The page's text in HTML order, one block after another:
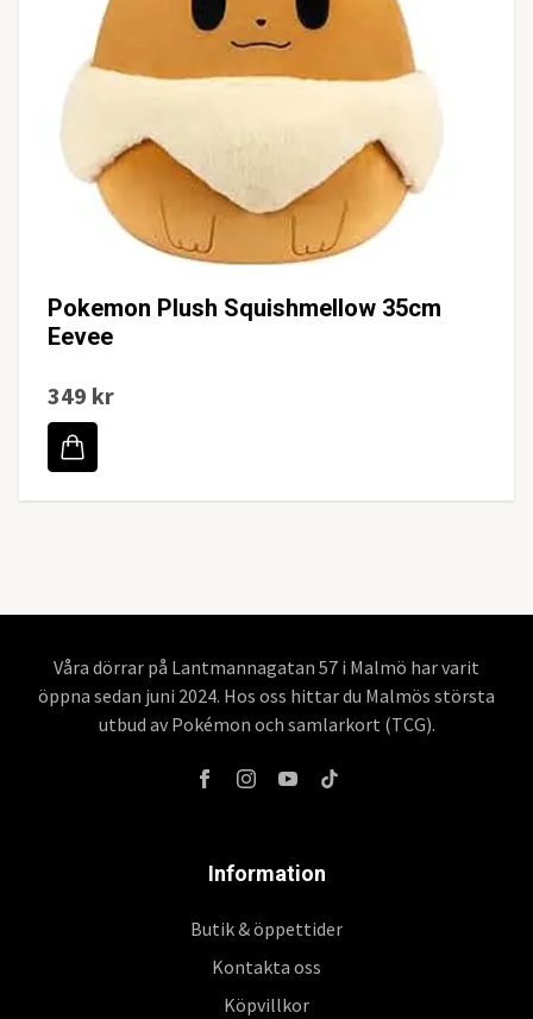
Pokemon Plush Squishmellow 35cm
Eevee
349 kr
Våra dörrar på Lantmannagatan 57 i Malmö har varit
öppna sedan juni 2024. Hos oss hittar du Malmös största
utbud av Pokémon och samlarkort (TCG).
Information
Butik & öppettider
Kontakta oss
Köpvillkor